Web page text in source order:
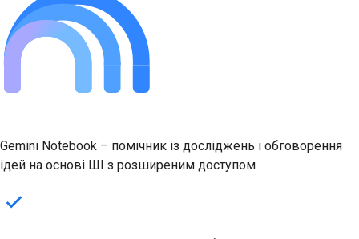
Gemini Notebook – помічник із досліджень і обговорення
ідей на основі ШІ з розширеним доступом